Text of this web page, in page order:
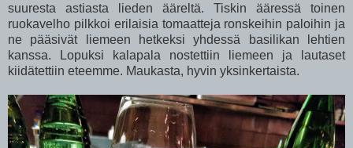
suuresta astiasta lieden ääreltä. Tiskin ääressä toinen
ruokavelho pilkkoi erilaisia tomaatteja ronskeihin paloihin ja
ne pääsivät liemeen hetkeksi yhdessä basilikan lehtien
kanssa. Lopuksi kalapala nostettiin liemeen ja lautaset
kiidätettiin eteemme. Maukasta, hyvin yksinkertaista.